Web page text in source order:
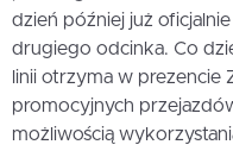
dzień później już
drugiego odcinka. Co
linii otrzyma w prezencie
promocyjnych
możliwością